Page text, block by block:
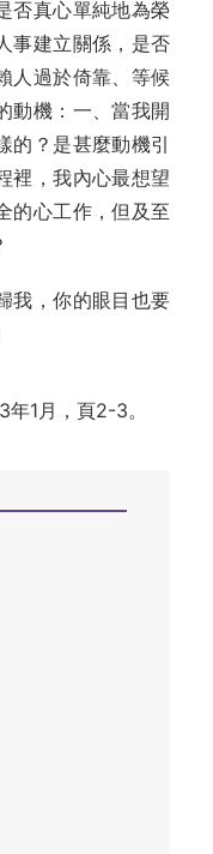
否真心單純地為榮
事建立關係，是否
人過於倚靠、等候
動機：一、當我開
的？是甚麼動機引
裡，我內心最想望
的心工作，但及至
我，你的眼目也要
1月，頁2-3。